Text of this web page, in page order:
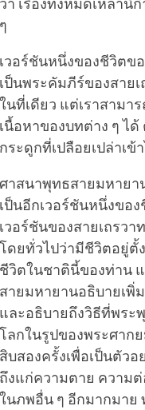
ว่า เรื่องทั้งหมดเหล่า
ๆ
เวอร์ชันหนึ่งของชีวิตข
เป็นพระคัมภีร์ของสาย
ในที่เดียว แต่เราสาม
เนื้อหาของบทต่าง ๆ ไ
กระดูกที่เปลือยเปล่าเ
ศาสนาพุทธสายมหายา
เป็นอีกเวอร์ชันหนึ่งขอ
เวอร์ชันของสายเถรว
โดยทั่วไปว่ามีชีวิตอยู่ตั้
ชีวิตในชาตินี้ของท่าน
สายมหายานอธิบายเพิ่
และอธิบายถึงวิธีที่พระ
โลกในรูปของพระศาก
สิบสองครั้งเพื่อเป็นตัว
ถึงแก่ความตาย ความ
ในภพอื่น ๆ อีกมากมาย